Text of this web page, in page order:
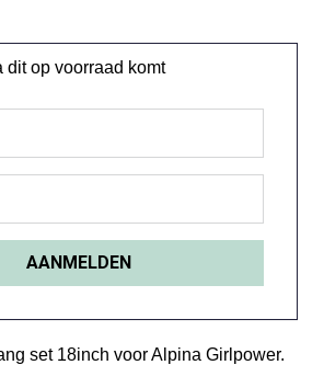
dit op voorraad komt
set 18inch voor Alpina Girlpower.